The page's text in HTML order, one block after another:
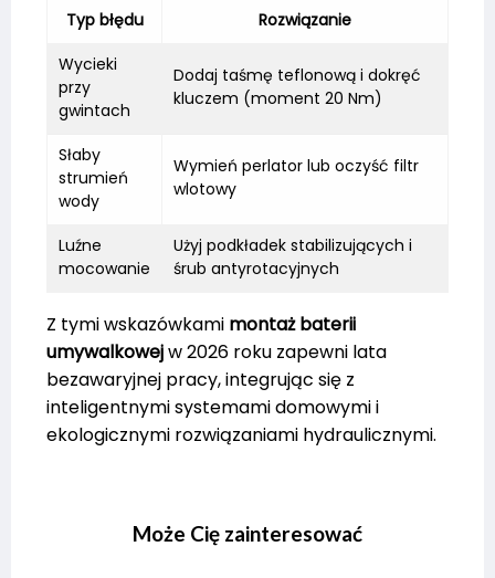
Typ błędu
Rozwiązanie
Wycieki
przy
gwintach
Dodaj taśmę teflonową i dokręć
kluczem (moment 20 Nm)
Słaby
strumień
wody
Wymień perlator lub oczyść filtr
wlotowy
Luźne
mocowanie
Użyj podkładek stabilizujących i
śrub antyrotacyjnych
Z tymi wskazówkami montaż baterii
umywalkowejw 2026 roku zapewni lata
bezawaryjnej pracy, integrując się z
inteligentnymi systemami domowymi i
ekologicznymi rozwiązaniami hydraulicznymi.
Może Cię zainteresować